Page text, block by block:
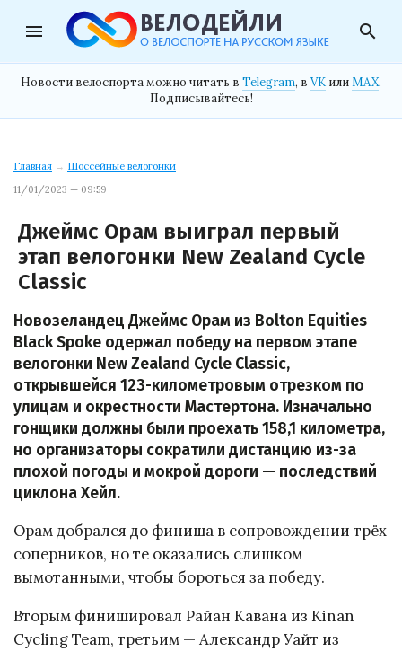
menu search
Новости велоспорта можно читать в Telegram, в VK илиMAX.
Подписывайтесь!
Главная → Шоссейные велогонки
11/01/2023 — 09:59
Джеймс Орам выиграл первый
этап велогонки New Zealand Cycle
Classic
Новозеландец Джеймс Орам из Bolton Equities
Black Spoke одержал победу на первом этапе
велогонки New Zealand Cycle Classic,
открывшейся 123-километровым отрезком по
улицам и окрестности Мастертона. Изначально
гонщики должны были проехать 158,1 километра,
но организаторы сократили дистанцию из-за
плохой погоды и мокрой дороги — последствий
циклона Хейл.
Орам добрался до финиша в сопровождении трёх
соперников, но те оказались слишком
вымотанными, чтобы бороться за победу.
Вторым финишировал Райан Кавана из Kinan
Cycling Team, третьим — Александр Уайт из